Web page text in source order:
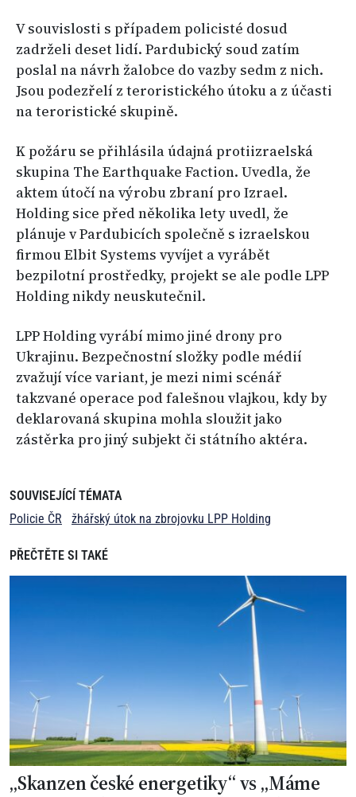
V souvislosti s případem policisté dosud
zadrželi deset lidí. Pardubický soud zatím
poslal na návrh žalobce do vazby sedm z nich.
Jsou podezřelí z teroristického útoku a z účasti
na teroristické skupině.
K požáru se přihlásila údajná protiizraelská
skupina The Earthquake Faction. Uvedla, že
aktem útočí na výrobu zbraní pro Izrael.
Holding sice před několika lety uvedl, že
plánuje v Pardubicích společně s izraelskou
firmou Elbit Systems vyvíjet a vyrábět
bezpilotní prostředky, projekt se ale podle LPP
Holding nikdy neuskutečnil.
LPP Holding vyrábí mimo jiné drony pro
Ukrajinu. Bezpečnostní složky podle médií
zvažují více variant, je mezi nimi scénář
takzvané operace pod falešnou vlajkou, kdy by
deklarovaná skupina mohla sloužit jako
zástěrka pro jiný subjekt či státního aktéra.
SOUVISEJÍCÍ TÉMATA
Policie ČR
žhářský útok na zbrojovku LPP Holding
PŘEČTĚTE SI TAKÉ
„Skanzen české energetiky“ vs „Máme